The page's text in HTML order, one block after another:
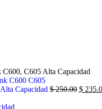
C605 Alta Capacidad
Capacidad $250.00 $